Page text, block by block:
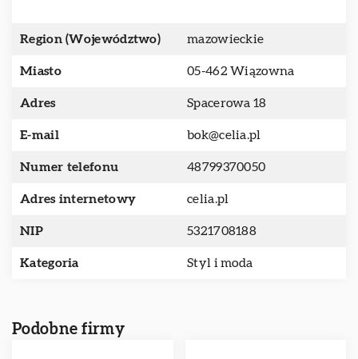
Region (Województwo) mazowieckie
Miasto 05-462 Wiązowna
Adres Spacerowa 18
E-mail bok@celia.pl
Numer telefonu 48799370050
Adres internetowy celia.pl
NIP 5321708188
Kategoria Styl i moda
Podobne firmy